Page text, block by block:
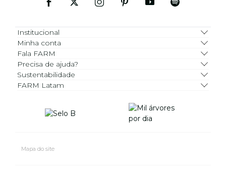
Institucional
Minha conta
Fala FARM
Precisa de ajuda?
Sustentabilidade
FARM Latam
Mapa do site